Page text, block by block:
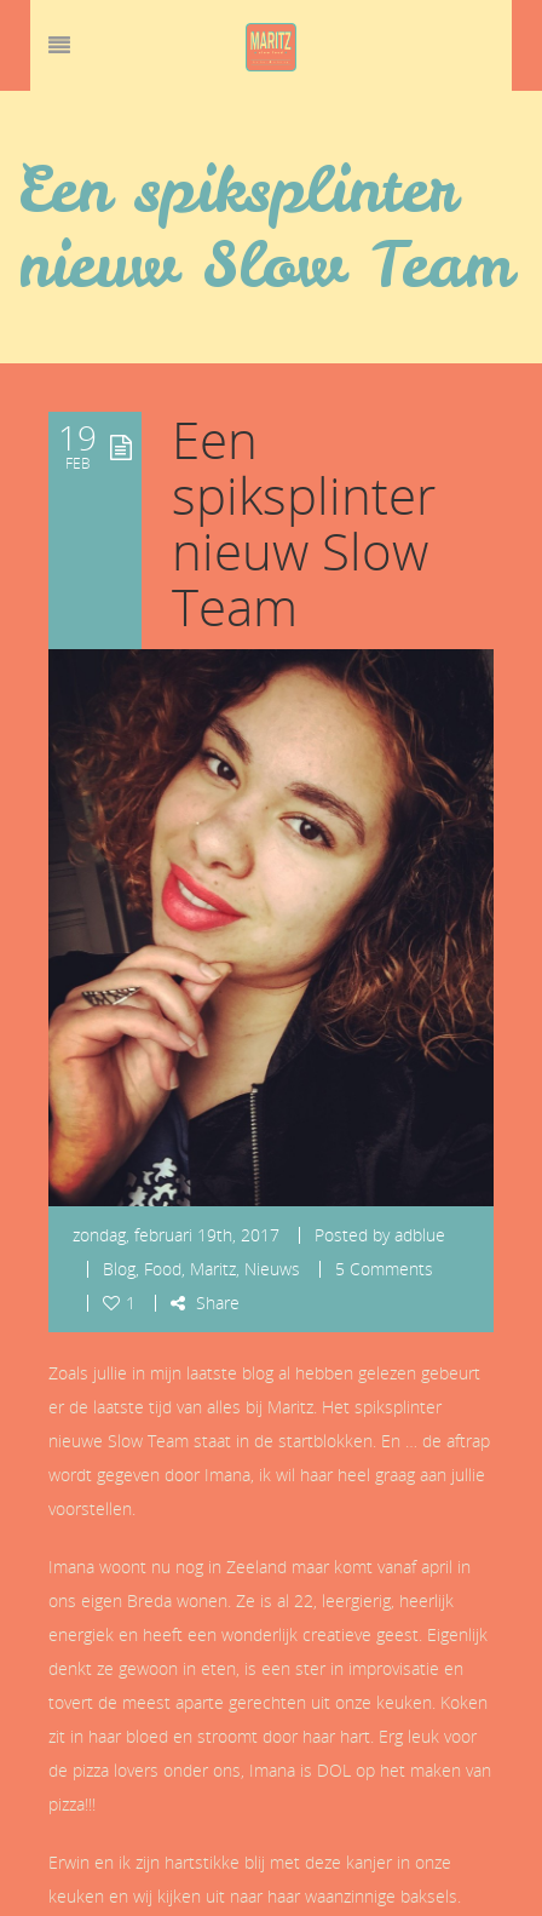
Een spiksplinter
nieuw Slow Team
19
FEB
Een
spiksplinter
nieuw Slow
Team
zondag, februari 19th, 2017 Posted byadblue
Blog Food Maritz Nieuws
5 Comments
1
Share
Zoals jullie in mijn laatste blog al hebben gelezen gebeurt
er de laatste tijd van alles bij Maritz. Het spiksplinter
nieuwe Slow Team staat in de startblokken. En … de aftrap
wordt gegeven door Imana, ik wil haar heel graag aan jullie
voorstellen.
Imana woont nu nog in Zeeland maar komt vanaf april in
ons eigen Breda wonen. Ze is al 22, leergierig, heerlijk
energiek en heeft een wonderlijk creatieve geest. Eigenlijk
denkt ze gewoon in eten, is een ster in improvisatie en
tovert de meest aparte gerechten uit onze keuken. Koken
zit in haar bloed en stroomt door haar hart. Erg leuk voor
de pizza lovers onder ons, Imana is DOL op het maken van
pizza!!!
Erwin en ik zijn hartstikke blij met deze kanjer in onze
keuken en wij kijken uit naar haar waanzinnige baksels.